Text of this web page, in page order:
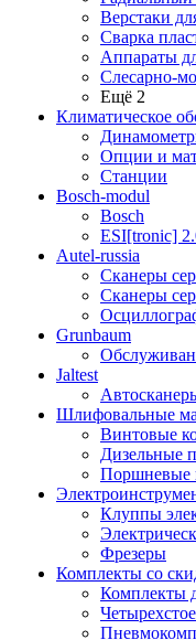
Верстаки
Сварка
Аппараты
Слесарно-
Ещё 2
Климатическое
Опции и
Станции
Bosch-modul
Bosch
ESI[tronic]
Autel-russia
Сканеры
Сканеры
Grunbaum
Jaltest
Шлифовальные
Винтовые
Дизельные
Поршневые
Клуппы
Фрезеры
Комплекты со
Комплекты